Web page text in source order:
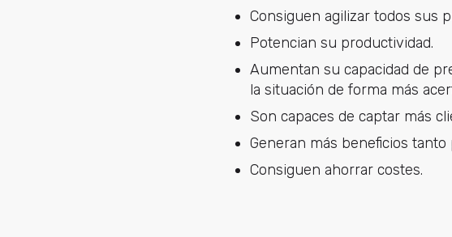
Consiguen agilizar todos sus
Potencian su productividad.
Aumentan su capacidad de
la situación de forma más
Son capaces de captar más
Generan más beneficios
Consiguen ahorrar costes.